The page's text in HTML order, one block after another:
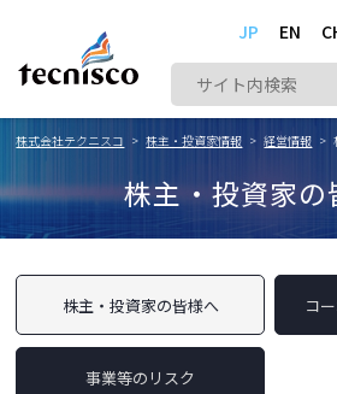
JP EN
株式会社テクニスコ 株主・投資家情報 経営情報
株主・投資家の
株主・投資家の皆様へ コ
事業等のリスク